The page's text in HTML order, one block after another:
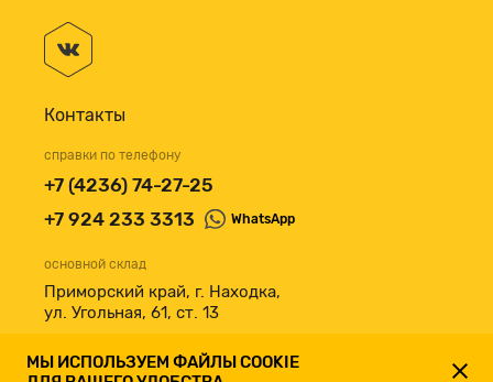
Контакты
справки по телефону
+7 (4236) 74-27-25
+7 924 233 3313
WhatsApp
основной склад
Приморский край, г. Находка,
ул. Угольная, 61, ст. 13
принимаем к оплате
МЫ ИСПОЛЬЗУЕМ ФАЙЛЫ COOKIE